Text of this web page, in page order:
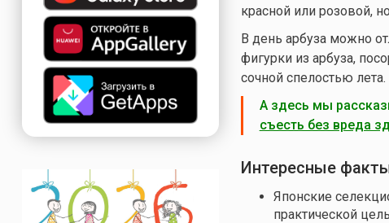
красной или розовой,
В день арбуза можно
фигурки из арбуза,
сочной спелостью лета.
А здесь мы
съесть без вреда
Интересные
Японские
практической